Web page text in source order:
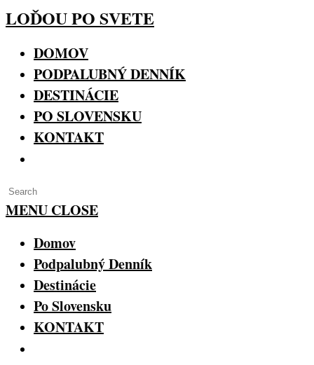
Skip
to
content
LOĎOU PO SVETE
DOMOV
PODPALUBNÝ DENNÍK
DESTINÁCIE
PO SLOVENSKU
KONTAKT
SEARCH
the
MENU CLOSE
Domov
Podpalubný Denník
Destinácie
Po Slovensku
KONTAKT